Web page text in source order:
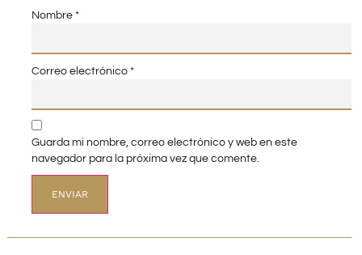
Nombre *
Correo electrónico *
Guarda mi nombre, correo electrónico y web en este
navegador para la próxima vez que comente.